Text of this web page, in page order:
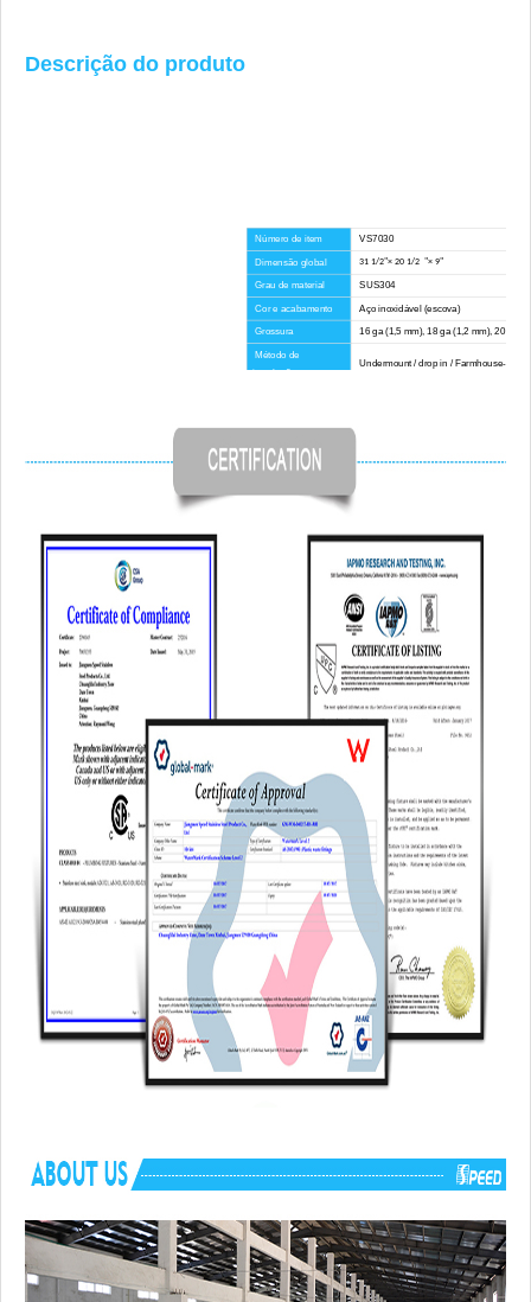
Descrição do produto
Número de item VS7030
Dimensão global 31 1/2"× 20 1/2 "× 9"
Grau de material SUS304
Cor e acabamento Aço inoxidável (escova)
Grossura 16 ga (1,5 mm), 18 ga (1,2 mm), 20 ga
Método de
instalação
Undermount / drop in / Farmhouse-
Vantagem SEM direitos anti-dumping